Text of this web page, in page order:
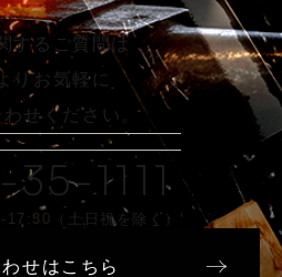
するご質問は
りお気軽に
せください。
1111
（土日祝を除く）
せはこちら